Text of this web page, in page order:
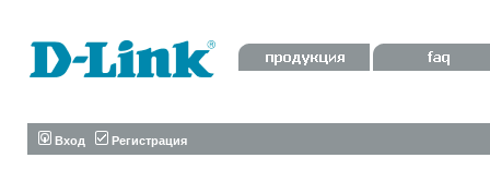
Вход Регистрация